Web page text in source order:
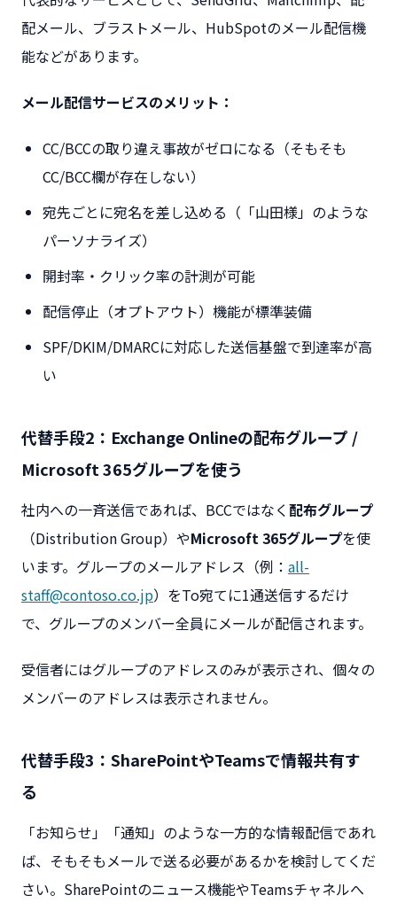
配メール、ブラストメール、HubSpotのメール配信機
能などがあります。
メール配信サービスのメリット：
CC/BCCの取り違え事故がゼロになる（そもそも
CC/BCC欄が存在しない）
宛先ごとに宛名を差し込める（「山田様」のような
パーソナライズ）
開封率・クリック率の計測が可能
配信停止（オプトアウト）機能が標準装備
SPF/DKIM/DMARCに対応した送信基盤で到達率が高
い
代替手段2：Exchange Onlineの配布グループ /
Microsoft 365グループを使う
社内への一斉送信であれば、BCCではなく配布グループ
（Distribution Group）やMicrosoft 365グループを使
います。グループのメールアドレス（例： all-
staff@contoso.co.jp）をTo宛てに1通送信するだけ
で、グループのメンバー全員にメールが配信されます。
受信者にはグループのアドレスのみが表示され、個々の
メンバーのアドレスは表示されません。
代替手段3：SharePointやTeamsで情報共有す
る
「お知らせ」「通知」のような一方的な情報配信であれ
ば、そもそもメールで送る必要があるかを検討してくだ
さい。SharePointのニュース機能やTeamsチャネルへ